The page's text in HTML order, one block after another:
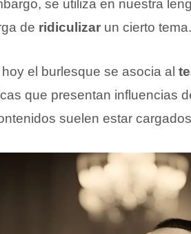
se utiliza en nuestra
de ridiculizar un cierto tema.
hoy el burlesque se asocia al
que presentan influencias
suelen estar